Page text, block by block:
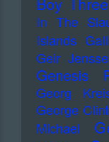
In The
Islands
Geir
Genesis
Georg
George
Michael